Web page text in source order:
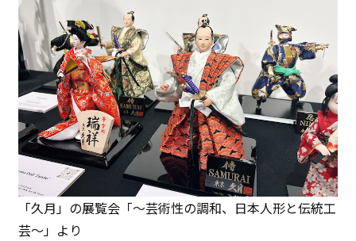
「久月」の展覧会「～芸術性の調和、日本人形と伝統工
芸～」より